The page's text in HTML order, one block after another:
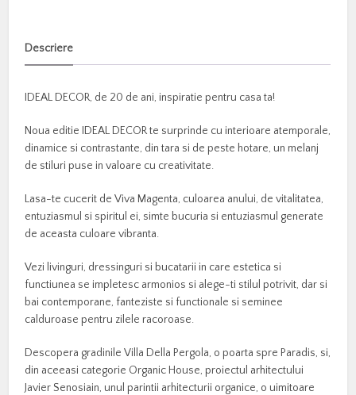
Descriere
IDEAL DECOR, de 20 de ani, inspiratie pentru casa ta!
Noua editie IDEAL DECOR te surprinde cu interioare atemporale,
dinamice si contrastante, din tara si de peste hotare, un melanj
de stiluri puse in valoare cu creativitate.
Lasa-te cucerit de Viva Magenta, culoarea anului, de vitalitatea,
entuziasmul si spiritul ei, simte bucuria si entuziasmul generate
de aceasta culoare vibranta.
Vezi livinguri, dressinguri si bucatarii in care estetica si
functiunea se impletesc armonios si alege-ti stilul potrivit, dar si
bai contemporane, fanteziste si functionale si seminee
calduroase pentru zilele racoroase.
Descopera gradinile Villa Della Pergola, o poarta spre Paradis, si,
din aceeasi categorie Organic House, proiectul arhitectului
Javier Senosiain, unul parintii arhitecturii organice, o uimitoare